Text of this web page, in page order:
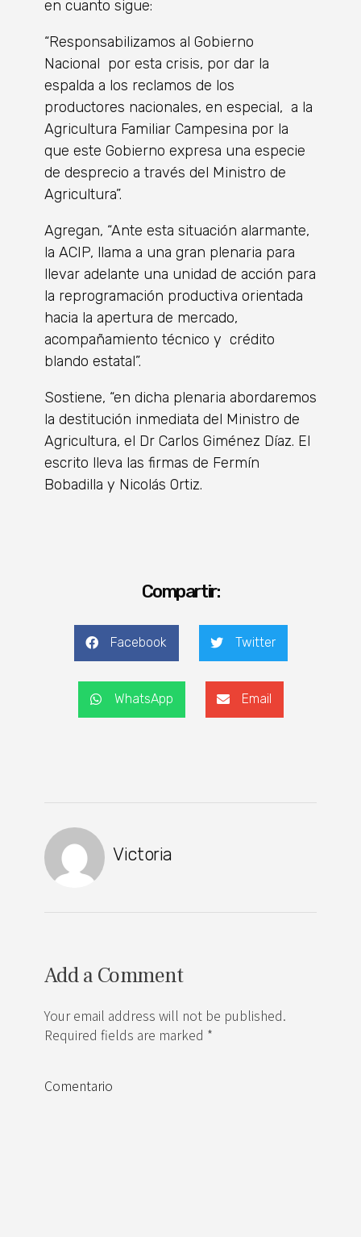
en cuanto sigue:
“Responsabilizamos al Gobierno
Nacional por esta crisis, por dar la
espalda a los reclamos de los
productores nacionales, en especial, a la
Agricultura Familiar Campesina por la
que este Gobierno expresa una especie
de desprecio a través del Ministro de
Agricultura”.
Agregan, “Ante esta situación alarmante,
la ACIP, llama a una gran plenaria para
llevar adelante una unidad de acción para
la reprogramación productiva orientada
hacia la apertura de mercado,
acompañamiento técnico y crédito
blando estatal”.
Sostiene, “en dicha plenaria abordaremos
la destitución inmediata del Ministro de
Agricultura, el Dr Carlos Giménez Díaz. El
escrito lleva las firmas de Fermín
Bobadilla y Nicolás Ortiz.
Compartir:
Facebook Twitter
WhatsApp Email
Victoria
Add a Comment
Your email address will not be published.
Required fields are marked *
Comentario